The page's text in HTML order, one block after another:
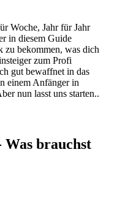
Woche, Jahr für Jahr
in diesem Guide
zu bekommen, was dich
zum Profi
gut bewaffnet in das
einem Anfänger in
nun lasst uns starten..
Was brauchst